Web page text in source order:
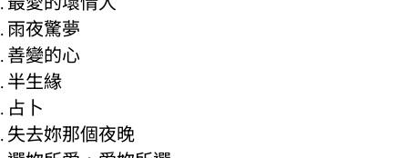
雨夜驚夢
善變的心
半生緣
占卜
失去妳那個夜晚